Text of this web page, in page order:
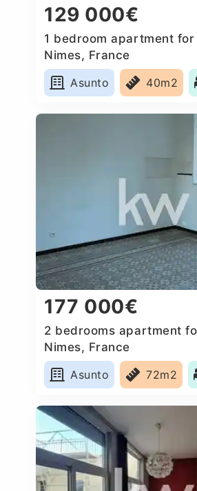
129 000€
1 bedroom apartment for
Nimes, France
Asunto
40m2
177 000€
2 bedrooms apartment
Nimes, France
Asunto
72m2